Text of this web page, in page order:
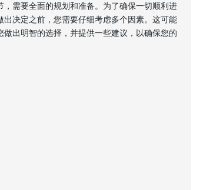
需要全面的规划和准备。为了确保一切顺利进
出决定之前，您需要仔细考虑多个因素。这可能
出明智的选择，并提供一些建议，以确保您的